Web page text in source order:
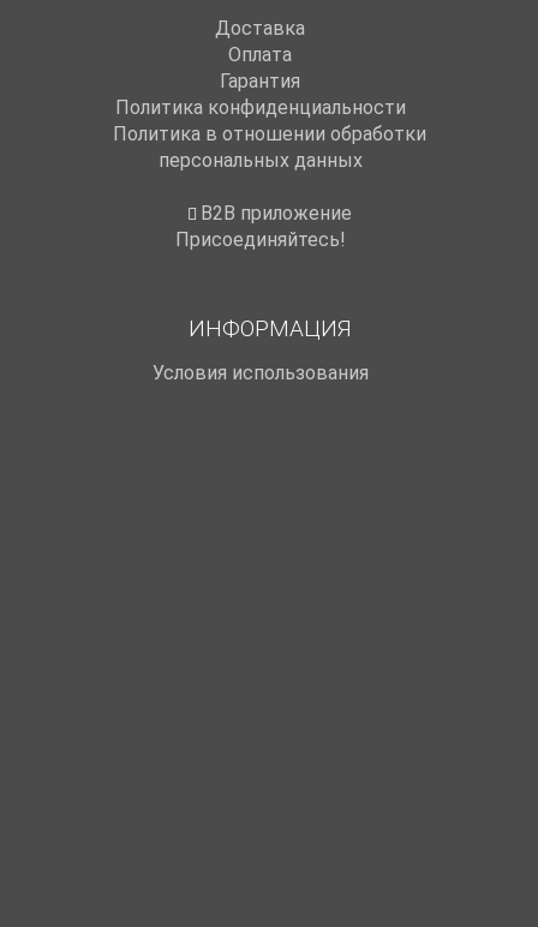
Доставка
Оплата
Гарантия
Политика конфиденциальности
Политика в отношении обработки
персональных данных
B2B приложение
Присоединяйтесь!
ИНФОРМАЦИЯ
Условия использования